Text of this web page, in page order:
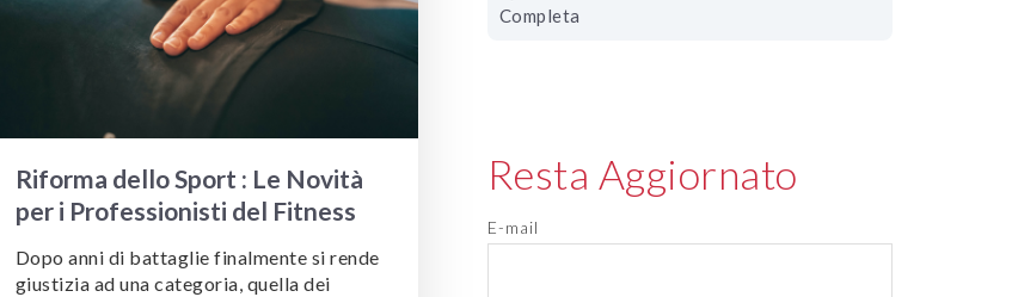
Riforma dello Sport : Le Novità
per i Professionisti del Fitness
Dopo anni di battaglie finalmente si rende
giustizia ad una categoria, quella dei
Completa
Resta Aggiornato
E-mail